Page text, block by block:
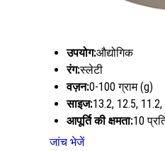
उपयोग:औद्योगिक
रंग:स्लेटी
वज़न:0-100 ग्राम (g)
साइज:13.2, 12.5, 11.2,
आपूर्ति की क्षमता:10
जांच भेजें